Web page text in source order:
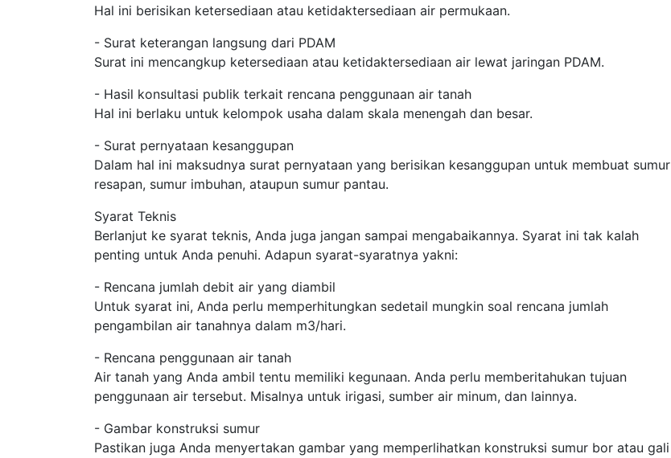
Hal ini berisikan ketersediaan atau ketidaktersediaan air permukaan.
- Surat keterangan langsung dari PDAM
Surat ini mencangkup ketersediaan atau ketidaktersediaan air lewat jaringan PDAM.
- Hasil konsultasi publik terkait rencana penggunaan air tanah
Hal ini berlaku untuk kelompok usaha dalam skala menengah dan besar.
- Surat pernyataan kesanggupan
Dalam hal ini maksudnya surat pernyataan yang berisikan kesanggupan untuk membuat sumur
resapan, sumur imbuhan, ataupun sumur pantau.
Syarat Teknis
Berlanjut ke syarat teknis, Anda juga jangan sampai mengabaikannya. Syarat ini tak kalah
penting untuk Anda penuhi. Adapun syarat-syaratnya yakni:
- Rencana jumlah debit air yang diambil
Untuk syarat ini, Anda perlu memperhitungkan sedetail mungkin soal rencana jumlah
pengambilan air tanahnya dalam m3/hari.
- Rencana penggunaan air tanah
Air tanah yang Anda ambil tentu memiliki kegunaan. Anda perlu memberitahukan tujuan
penggunaan air tersebut. Misalnya untuk irigasi, sumber air minum, dan lainnya.
- Gambar konstruksi sumur
Pastikan juga Anda menyertakan gambar yang memperlihatkan konstruksi sumur bor atau gali